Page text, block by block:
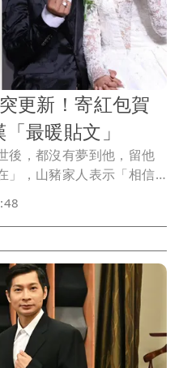
更新！寄紅包賀
最暖貼文」
後，都沒有夢到他，留他
」，山豬家人表示「相信